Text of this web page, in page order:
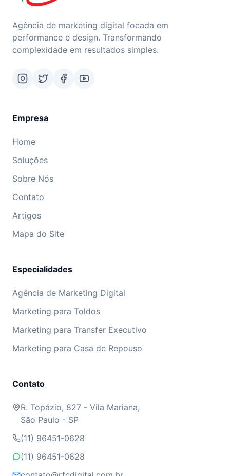
Agência de marketing digital focada em
performance e design. Transformando
complexidade em resultados simples.
Empresa
Home
Soluções
Sobre Nós
Contato
Artigos
Mapa do Site
Especialidades
Agência de Marketing Digital
Marketing para Toldos
Marketing para Transfer Executivo
Marketing para Casa de Repouso
Contato
R. Topázio, 827 - Vila Mariana,
São Paulo - SP
(11) 96451-0628
(11) 96451-0628